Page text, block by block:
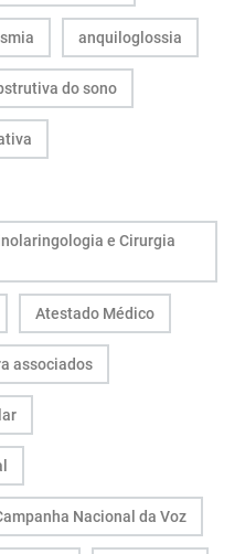
anquiloglossia
do sono
e Cirurgia
Atestado Médico
associados
Nacional da Voz